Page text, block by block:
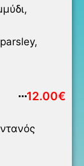
12.00€